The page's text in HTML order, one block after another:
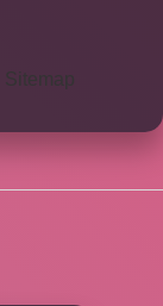
Sitemap